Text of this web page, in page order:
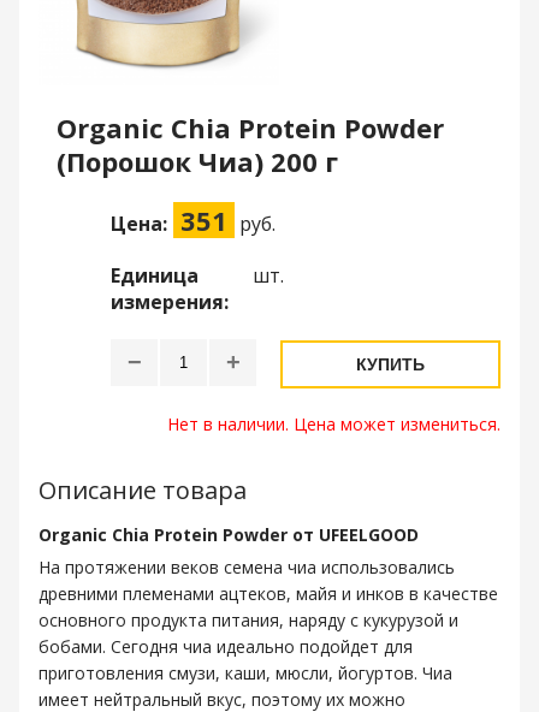
Organic Chia Protein Powder
(Порошок Чиа) 200 г
Цена: 351
руб.
Единица
измерения:
шт.
− + КУПИТЬ
Нет в наличии. Цена может измениться.
Описание товара
Organic Chia Protein Powder от UFEELGOOD
На протяжении веков семена чиа использовались
древними племенами ацтеков, майя и инков в качестве
основного продукта питания, наряду с кукурузой и
бобами. Сегодня чиа идеально подойдет для
приготовления смузи, каши, мюсли, йогуртов. Чиа
имеет нейтральный вкус, поэтому их можно